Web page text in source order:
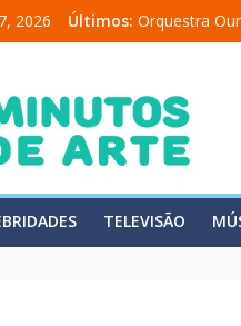
2026 Últimos: Orquestra
Mônica
Carolina
TELEVISÃO